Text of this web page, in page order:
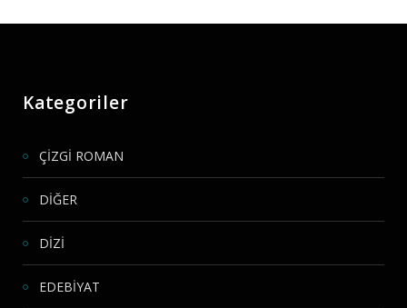
Kategoriler
ÇİZGİ ROMAN
DİĞER
DİZİ
EDEBİYAT